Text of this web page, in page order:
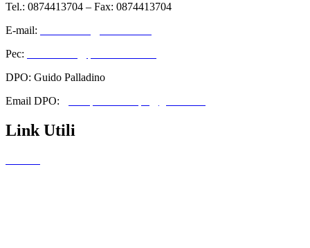
Tel.: 0874413704 – Fax: 0874413704
E-mail:
Pec:
DPO: Guido Palladino
Email DPO:
Link Utili